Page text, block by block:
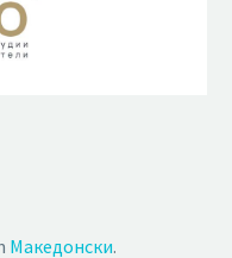
Македонски.